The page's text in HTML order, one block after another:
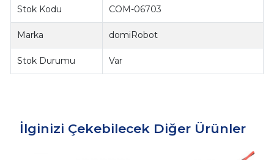
Stok Kodu COM-06703
Marka domiRobot
Stok Durumu Var
İlginizi Çekebilecek Diğer Ürünler